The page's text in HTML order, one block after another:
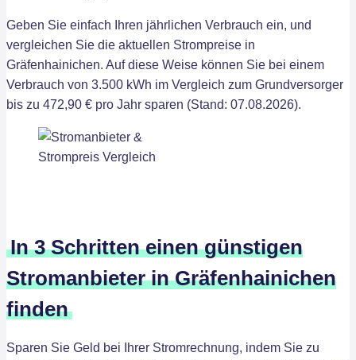
Geben Sie einfach Ihren jährlichen Verbrauch ein, und
vergleichen Sie die aktuellen Strompreise in
Gräfenhainichen. Auf diese Weise können Sie bei einem
Verbrauch von 3.500 kWh im Vergleich zum Grundversorger
bis zu 472,90 € pro Jahr sparen (Stand: 07.08.2026).
In 3 Schritten einen günstigen
Stromanbieter in Gräfenhainichen
finden
Sparen Sie Geld bei Ihrer Stromrechnung, indem Sie zu